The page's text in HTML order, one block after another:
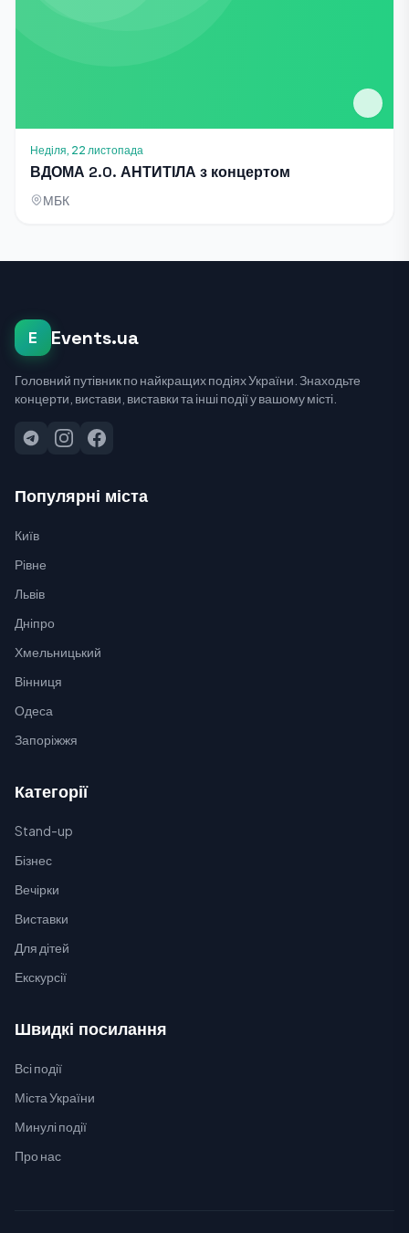
Неділя, 22 листопада
ВДОМА 2.0. АНТИТІЛА з концертом
МБК
E Events.ua
Головний путівник по найкращих подіях України. Знаходьте
концерти, вистави, виставки та інші події у вашому місті.
Популярні міста
Київ
Рівне
Львів
Дніпро
Хмельницький
Вінниця
Одеса
Запоріжжя
Категорії
Stand-up
Бізнес
Вечірки
Виставки
Для дітей
Екскурсії
Швидкі посилання
Всі події
Міста України
Минулі події
Про нас